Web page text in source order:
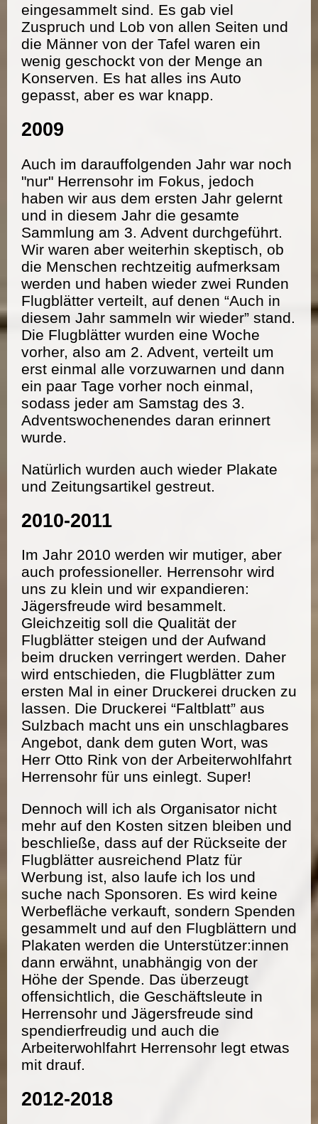
eingesammelt sind. Es gab viel
Zuspruch und Lob von allen Seiten und
die Männer von der Tafel waren ein
wenig geschockt von der Menge an
Konserven. Es hat alles ins Auto
gepasst, aber es war knapp.
2009
Auch im darauffolgenden Jahr war noch
"nur" Herrensohr im Fokus, jedoch
haben wir aus dem ersten Jahr gelernt
und in diesem Jahr die gesamte
Sammlung am 3. Advent durchgeführt.
Wir waren aber weiterhin skeptisch, ob
die Menschen rechtzeitig aufmerksam
werden und haben wieder zwei Runden
Flugblätter verteilt, auf denen “Auch in
diesem Jahr sammeln wir wieder” stand.
Die Flugblätter wurden eine Woche
vorher, also am 2. Advent, verteilt um
erst einmal alle vorzuwarnen und dann
ein paar Tage vorher noch einmal,
sodass jeder am Samstag des 3.
Adventswochenendes daran erinnert
wurde.
Natürlich wurden auch wieder Plakate
und Zeitungsartikel gestreut.
2010-2011
Im Jahr 2010 werden wir mutiger, aber
auch professioneller. Herrensohr wird
uns zu klein und wir expandieren:
Jägersfreude wird besammelt.
Gleichzeitig soll die Qualität der
Flugblätter steigen und der Aufwand
beim drucken verringert werden. Daher
wird entschieden, die Flugblätter zum
ersten Mal in einer Druckerei drucken zu
lassen. Die Druckerei “Faltblatt” aus
Sulzbach macht uns ein unschlagbares
Angebot, dank dem guten Wort, was
Herr Otto Rink von der Arbeiterwohlfahrt
Herrensohr für uns einlegt. Super!
Dennoch will ich als Organisator nicht
mehr auf den Kosten sitzen bleiben und
beschließe, dass auf der Rückseite der
Flugblätter ausreichend Platz für
Werbung ist, also laufe ich los und
suche nach Sponsoren. Es wird keine
Werbefläche verkauft, sondern Spenden
gesammelt und auf den Flugblättern und
Plakaten werden die Unterstützer:innen
dann erwähnt, unabhängig von der
Höhe der Spende. Das überzeugt
offensichtlich, die Geschäftsleute in
Herrensohr und Jägersfreude sind
spendierfreudig und auch die
Arbeiterwohlfahrt Herrensohr legt etwas
mit drauf.
2012-2018